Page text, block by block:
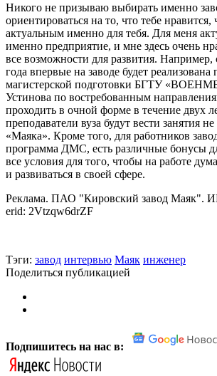
Никого не призываю выбирать именно
ориентироваться на то, что тебе нравится,
актуальным именно для тебя. Для меня
именно предприятие, и мне здесь очень
все возможности для развития. Например,
года впервые на заводе будет реализована
магистерской подготовки БГТУ
Устинова по востребованным
проходить в очной форме в течение двух
преподаватели вуза будут вести занятия
«Маяка». Кроме того, для работников
программа ДМС, есть различные бонусы
все условия для того, чтобы на работе
и развиваться в своей сфере.
Реклама. ПАО "Кировский завод Маяк".
erid: 2Vtzqw6drZF
Тэги: завод интервью Маяк инженер
Поделиться публикацией
Подпишитесь на нас в: